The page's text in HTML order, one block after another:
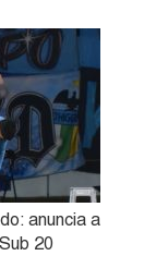
anuncia a
20